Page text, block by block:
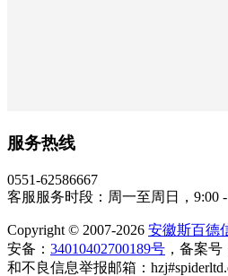
服务热线
0551-62586667
客服服务时段：周一至周日，9:00
Copyright © 2007-2026 安徽斯百德
安备： 34010402700189号 ，备案号
和不良信息举报邮箱：